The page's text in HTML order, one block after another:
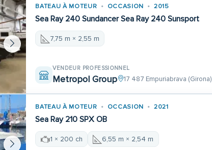
BATEAU À MOTEUR OCCASION 2015
Sea Ray 240 Sundancer Sea Ray 240 Sunsport
7,75 m × 2,55 m
VENDEUR PROFESSIONNEL
Metropol Group 17 487 Empuriabrava (Girona)
BATEAU À MOTEUR OCCASION 2021
Sea Ray 210 SPX OB
1 × 200 ch 6,55 m × 2,54 m